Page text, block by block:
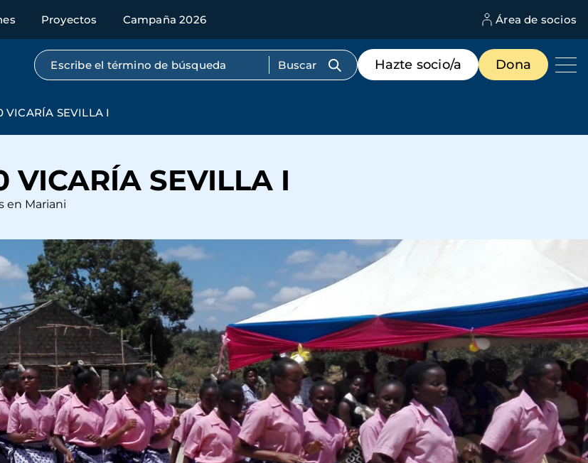
Proyectos Campaña 2026 Área de socios
Búsqueda por texto completo
Menú
de
destacados
Hazte socio/a Dona
VICARÍA SEVILLA I
VICARÍA SEVILLA I
en Mariani